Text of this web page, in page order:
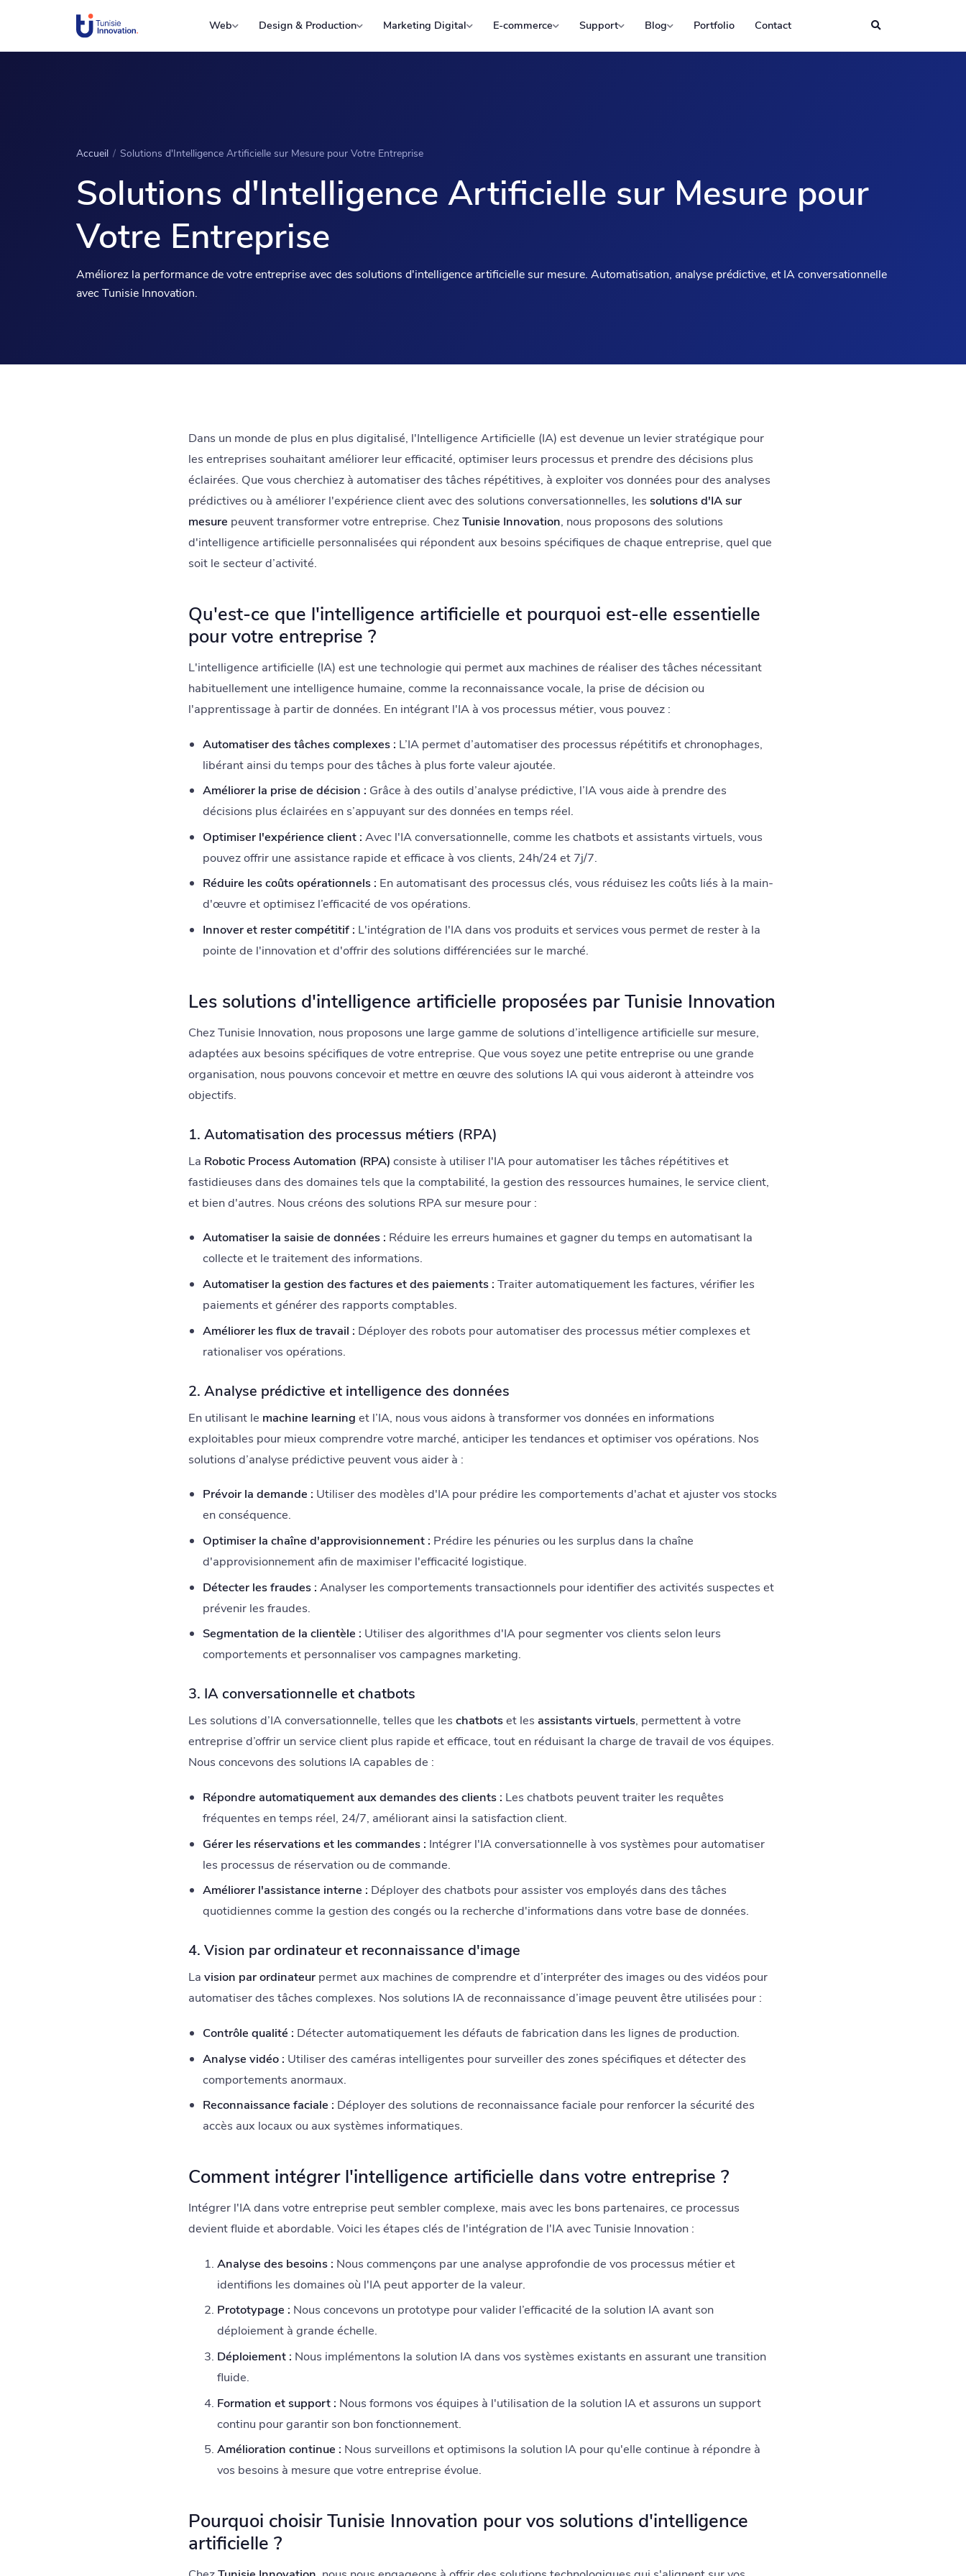
Web Design & Production Marketing Digital E-commerce Support Blog Portfolio Contact
Accueil / Solutions d'Intelligence Artificielle sur Mesure pour Votre Entreprise
Solutions d'Intelligence Artificielle sur Mesure pour
Votre Entreprise
Améliorez la performance de votre entreprise avec des solutions d'intelligence artificielle sur mesure. Automatisation, analyse prédictive, et IA conversationnelle
avec Tunisie Innovation.
Dans un monde de plus en plus digitalisé, l'Intelligence Artificielle (IA) est devenue un levier stratégique pour
les entreprises souhaitant améliorer leur efficacité, optimiser leurs processus et prendre des décisions plus
éclairées. Que vous cherchiez à automatiser des tâches répétitives, à exploiter vos données pour des analyses
prédictives ou à améliorer l'expérience client avec des solutions conversationnelles, les solutions d'IA sur
mesure peuvent transformer votre entreprise. ChezTunisie Innovation, nous proposons des solutions
d'intelligence artificielle personnalisées qui répondent aux besoins spécifiques de chaque entreprise, quel que
soit le secteur d’activité.
Qu'est-ce que l'intelligence artificielle et pourquoi est-elle essentielle
pour votre entreprise ?
L'intelligence artificielle (IA) est une technologie qui permet aux machines de réaliser des tâches nécessitant
habituellement une intelligence humaine, comme la reconnaissance vocale, la prise de décision ou
l'apprentissage à partir de données. En intégrant l'IA à vos processus métier, vous pouvez :
Automatiser des tâches complexes : L’IA permet d’automatiser des processus répétitifs et chronophages,
libérant ainsi du temps pour des tâches à plus forte valeur ajoutée.
Améliorer la prise de décision : Grâce à des outils d’analyse prédictive, l’IA vous aide à prendre des
décisions plus éclairées en s’appuyant sur des données en temps réel.
Optimiser l'expérience client : Avec l'IA conversationnelle, comme les chatbots et assistants virtuels, vous
pouvez offrir une assistance rapide et efficace à vos clients, 24h/24 et 7j/7.
Réduire les coûts opérationnels : En automatisant des processus clés, vous réduisez les coûts liés à la main-
d'œuvre et optimisez l’efficacité de vos opérations.
Innover et rester compétitif : L'intégration de l'IA dans vos produits et services vous permet de rester à la
pointe de l'innovation et d'offrir des solutions différenciées sur le marché.
Les solutions d'intelligence artificielle proposées par Tunisie Innovation
Chez Tunisie Innovation, nous proposons une large gamme de solutions d’intelligence artificielle sur mesure,
adaptées aux besoins spécifiques de votre entreprise. Que vous soyez une petite entreprise ou une grande
organisation, nous pouvons concevoir et mettre en œuvre des solutions IA qui vous aideront à atteindre vos
objectifs.
1. Automatisation des processus métiers (RPA)
La Robotic Process Automation (RPA) consiste à utiliser l'IA pour automatiser les tâches répétitives et
fastidieuses dans des domaines tels que la comptabilité, la gestion des ressources humaines, le service client,
et bien d'autres. Nous créons des solutions RPA sur mesure pour :
Automatiser la saisie de données : Réduire les erreurs humaines et gagner du temps en automatisant la
collecte et le traitement des informations.
Automatiser la gestion des factures et des paiements : Traiter automatiquement les factures, vérifier les
paiements et générer des rapports comptables.
Améliorer les flux de travail : Déployer des robots pour automatiser des processus métier complexes et
rationaliser vos opérations.
2. Analyse prédictive et intelligence des données
En utilisant le machine learning et l’IA, nous vous aidons à transformer vos données en informations
exploitables pour mieux comprendre votre marché, anticiper les tendances et optimiser vos opérations. Nos
solutions d’analyse prédictive peuvent vous aider à :
Prévoir la demande : Utiliser des modèles d'IA pour prédire les comportements d'achat et ajuster vos stocks
en conséquence.
Optimiser la chaîne d'approvisionnement : Prédire les pénuries ou les surplus dans la chaîne
d'approvisionnement afin de maximiser l'efficacité logistique.
Détecter les fraudes : Analyser les comportements transactionnels pour identifier des activités suspectes et
prévenir les fraudes.
Segmentation de la clientèle : Utiliser des algorithmes d'IA pour segmenter vos clients selon leurs
comportements et personnaliser vos campagnes marketing.
3. IA conversationnelle et chatbots
Les solutions d’IA conversationnelle, telles que les chatbotset les assistants virtuels, permettent à votre
entreprise d’offrir un service client plus rapide et efficace, tout en réduisant la charge de travail de vos équipes.
Nous concevons des solutions IA capables de :
Répondre automatiquement aux demandes des clients : Les chatbots peuvent traiter les requêtes
fréquentes en temps réel, 24/7, améliorant ainsi la satisfaction client.
Gérer les réservations et les commandes : Intégrer l'IA conversationnelle à vos systèmes pour automatiser
les processus de réservation ou de commande.
Améliorer l'assistance interne : Déployer des chatbots pour assister vos employés dans des tâches
quotidiennes comme la gestion des congés ou la recherche d'informations dans votre base de données.
4. Vision par ordinateur et reconnaissance d'image
La vision par ordinateur permet aux machines de comprendre et d’interpréter des images ou des vidéos pour
automatiser des tâches complexes. Nos solutions IA de reconnaissance d’image peuvent être utilisées pour :
Contrôle qualité : Détecter automatiquement les défauts de fabrication dans les lignes de production.
Analyse vidéo : Utiliser des caméras intelligentes pour surveiller des zones spécifiques et détecter des
comportements anormaux.
Reconnaissance faciale : Déployer des solutions de reconnaissance faciale pour renforcer la sécurité des
accès aux locaux ou aux systèmes informatiques.
Comment intégrer l'intelligence artificielle dans votre entreprise ?
Intégrer l'IA dans votre entreprise peut sembler complexe, mais avec les bons partenaires, ce processus
devient fluide et abordable. Voici les étapes clés de l'intégration de l'IA avec Tunisie Innovation :
Analyse des besoins : Nous commençons par une analyse approfondie de vos processus métier et
identifions les domaines où l'IA peut apporter de la valeur.
Prototypage : Nous concevons un prototype pour valider l’efficacité de la solution IA avant son
déploiement à grande échelle.
Déploiement : Nous implémentons la solution IA dans vos systèmes existants en assurant une transition
fluide.
Formation et support : Nous formons vos équipes à l'utilisation de la solution IA et assurons un support
continu pour garantir son bon fonctionnement.
Amélioration continue : Nous surveillons et optimisons la solution IA pour qu'elle continue à répondre à
vos besoins à mesure que votre entreprise évolue.
Pourquoi choisir Tunisie Innovation pour vos solutions d'intelligence
artificielle ?